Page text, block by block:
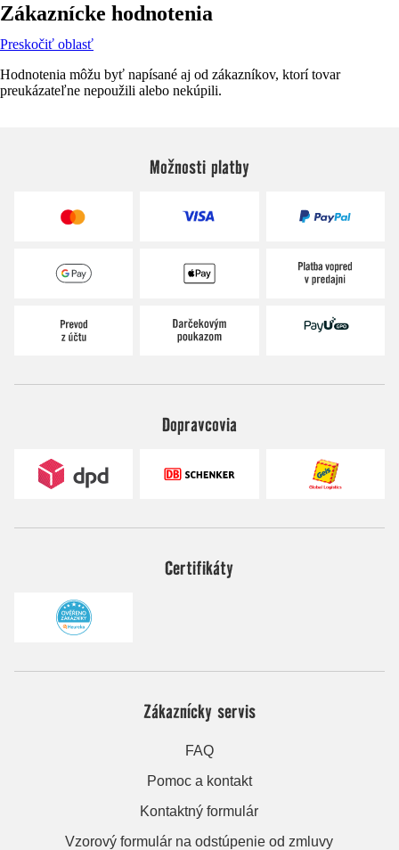
Zákaznícke hodnotenia
Preskočiť oblasť
Hodnotenia môžu byť napísané aj od zákazníkov, ktorí tovar
preukázateľne nepoužili alebo nekúpili.
Možnosti platby
Dopravcovia
Certifikáty
Zákaznícky servis
FAQ
Pomoc a kontakt
Kontaktný formulár
Vzorový formulár na odstúpenie od zmluvy